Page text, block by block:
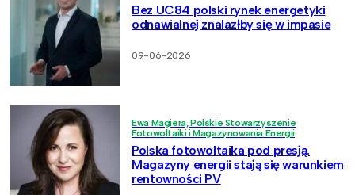
Bez UC84 polski rynek energetyki
odnawialnej znalazłby się w impasie
09-06-2026
Ewa Magiera, Polskie Stowarzyszenie
Fotowoltaiki i Magazynowania Energii
Polska fotowoltaika pod presją.
Magazyny energii stają się warunkiem
rentowności PV